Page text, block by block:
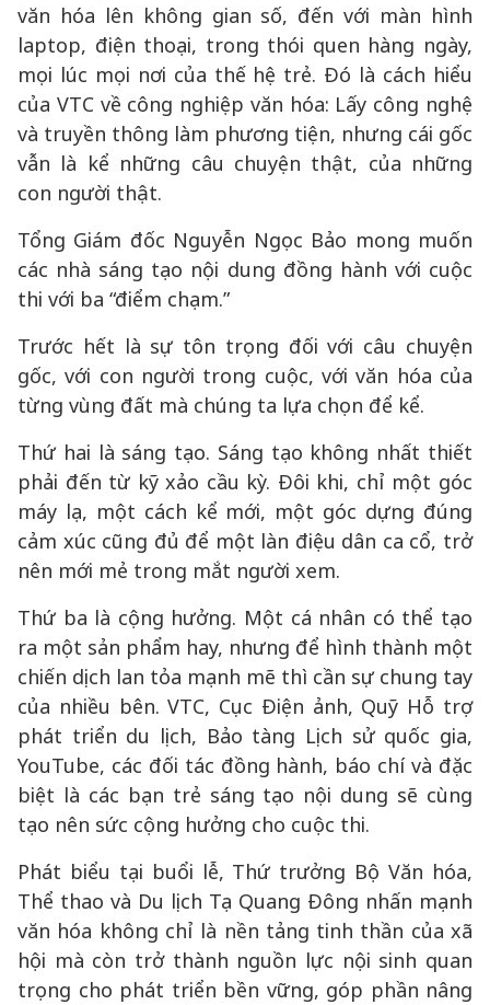
văn hóa lên không gian số, đến với màn hình
laptop, điện thoại, trong thói quen hàng ngày,
mọi lúc mọi nơi của thế hệ trẻ. Đó là cách hiểu
của VTC về công nghiệp văn hóa: Lấy công nghệ
và truyền thông làm phương tiện, nhưng cái gốc
vẫn là kể những câu chuyện thật, của những
con người thật.
Tổng Giám đốc Nguyễn Ngọc Bảo mong muốn
các nhà sáng tạo nội dung đồng hành với cuộc
thi với ba “điểm chạm.”
Trước hết là sự tôn trọng đối với câu chuyện
gốc, với con người trong cuộc, với văn hóa của
từng vùng đất mà chúng ta lựa chọn để kể.
Thứ hai là sáng tạo. Sáng tạo không nhất thiết
phải đến từ kỹ xảo cầu kỳ. Đôi khi, chỉ một góc
máy lạ, một cách kể mới, một góc dựng đúng
cảm xúc cũng đủ để một làn điệu dân ca cổ, trở
nên mới mẻ trong mắt người xem.
Thứ ba là cộng hưởng. Một cá nhân có thể tạo
ra một sản phẩm hay, nhưng để hình thành một
chiến dịch lan tỏa mạnh mẽ thì cần sự chung tay
của nhiều bên. VTC, Cục Điện ảnh, Quỹ Hỗ trợ
phát triển du lịch, Bảo tàng Lịch sử quốc gia,
YouTube, các đối tác đồng hành, báo chí và đặc
biệt là các bạn trẻ sáng tạo nội dung sẽ cùng
tạo nên sức cộng hưởng cho cuộc thi.
Phát biểu tại buổi lễ, Thứ trưởng Bộ Văn hóa,
Thể thao và Du lịch Tạ Quang Đông nhấn mạnh
văn hóa không chỉ là nền tảng tinh thần của xã
hội mà còn trở thành nguồn lực nội sinh quan
trọng cho phát triển bền vững, góp phần nâng